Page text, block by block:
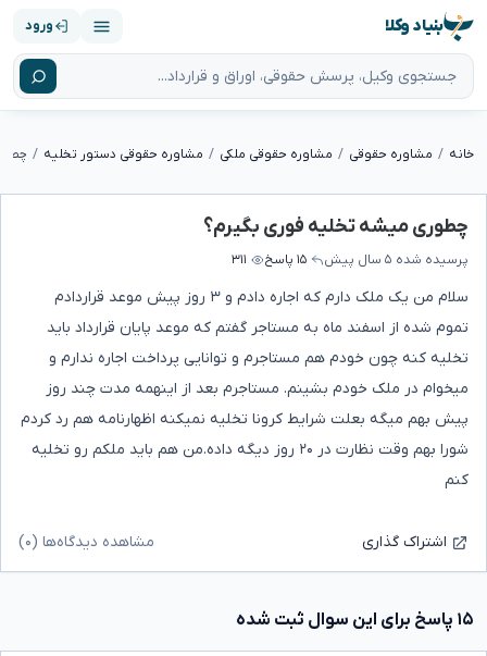
بنیاد وکلا ورود
خانه مشاوره حقوقی مشاوره حقوقی ملکی مشاوره حقوقی دستور تخلیه
چطوری میشه تخلیه فوری بگیرم؟
پرسیده شده ۵ سال پیش ۱۵ پاسخ ۳۱۱
سلام من یک ملک دارم که اجاره دادم و ۳ روز پیش موعد قراردادم
تموم شده از اسفند ماه به مستاجر گفتم که موعد پایان قرارداد باید
تخلیه کنه چون خودم هم مستاجرم و توانایی پرداخت اجاره ندارم و
میخوام در ملک خودم بشینم. مستاجرم بعد از اینهمه مدت چند روز
پیش بهم میگه بعلت شرایط کرونا تخلیه نمیکنه اظهارنامه هم رد کردم
شورا بهم وقت نظارت در ۲۰ روز دیگه داده.من هم باید ملکم رو تخلیه
کنم
اشتراک گذاری مشاهده دیدگاه‌ها (۰)
۱۵ پاسخ برای این سوال ثبت شده